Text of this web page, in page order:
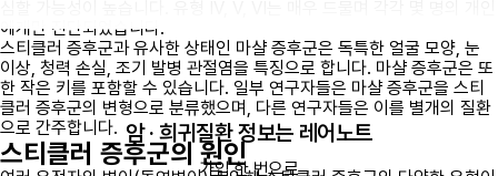
에게만 진단되었습니다.
스티클러 증후군과 유사한 상태인 마샬 증후군은 독특한 얼굴 모양, 눈
이상, 청력 손실, 조기 발병 관절염을 특징으로 합니다. 마샬 증후군은 또
한 작은 키를 포함할 수 있습니다. 일부 연구자들은 마샬 증후군을 스티
클러 증후군의 변형으로 분류했으며, 다른 연구자들은 이를 별개의 질환
으로 간주합니다.
스티클러 증후군의 원인
암 · 희귀질환 정보는 레어노트
가입 한 번으로